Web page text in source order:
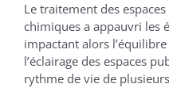
Le traitement des
chimiques a appauvri les
impactant alors
l’éclairage des espaces
rythme de vie de